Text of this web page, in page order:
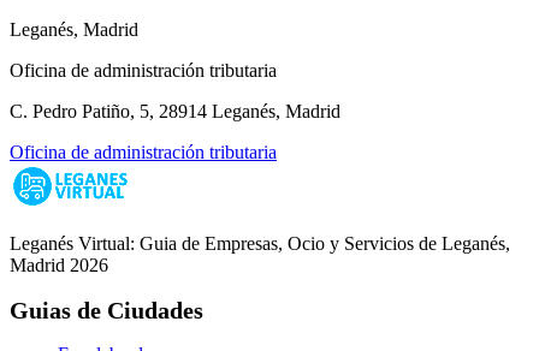
Leganés, Madrid
Oficina de administración tributaria
C. Pedro Patiño, 5, 28914 Leganés, Madrid
Oficina de administración tributaria
Leganés Virtual: Guia de Empresas, Ocio y Servicios de Leganés,
Madrid 2026
Guias de Ciudades